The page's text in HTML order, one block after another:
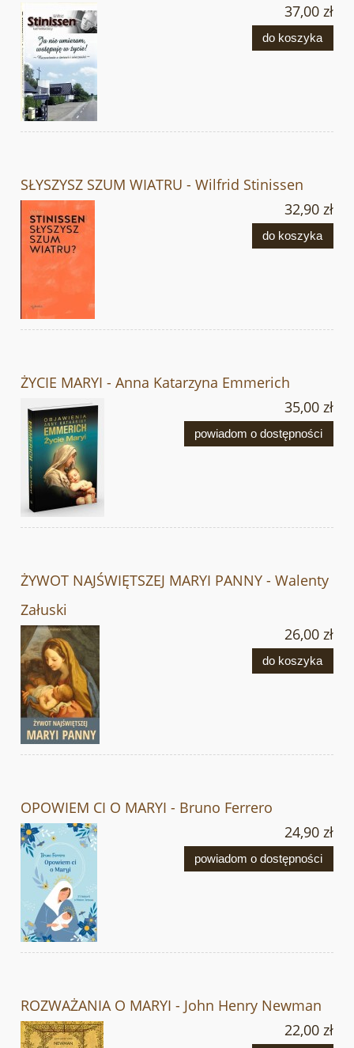
37,00 zł
do koszyka
SŁYSZYSZ SZUM WIATRU - Wilfrid Stinissen
32,90 zł
do koszyka
ŻYCIE MARYI - Anna Katarzyna Emmerich
35,00 zł
powiadom o dostępności
ŻYWOT NAJŚWIĘTSZEJ MARYI PANNY - Walenty
Załuski
26,00 zł
do koszyka
OPOWIEM CI O MARYI - Bruno Ferrero
24,90 zł
powiadom o dostępności
ROZWAŻANIA O MARYI - John Henry Newman
22,00 zł